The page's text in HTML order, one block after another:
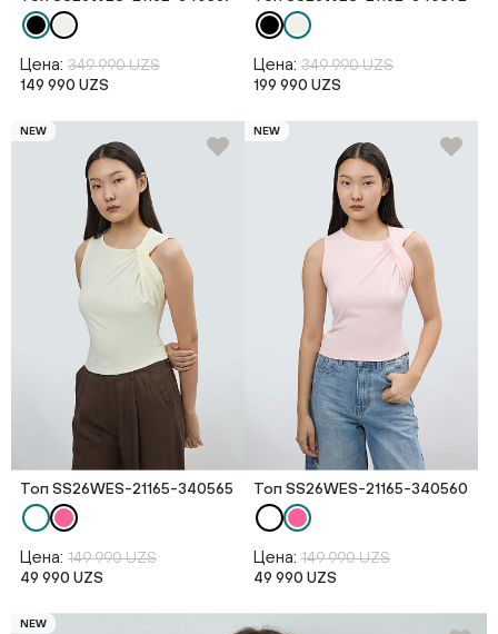
Цена: 349 990 UZS
149 990 UZS
Цена: 349 990 UZS
199 990 UZS
NEW
Топ SS26WES-21165-340565
Цена: 149 990 UZS
49 990 UZS
NEW
Топ SS26WES-21165-340560
Цена: 149 990 UZS
49 990 UZS
NEW